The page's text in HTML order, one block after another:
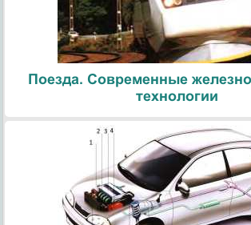
Поезда. Современные
технологии